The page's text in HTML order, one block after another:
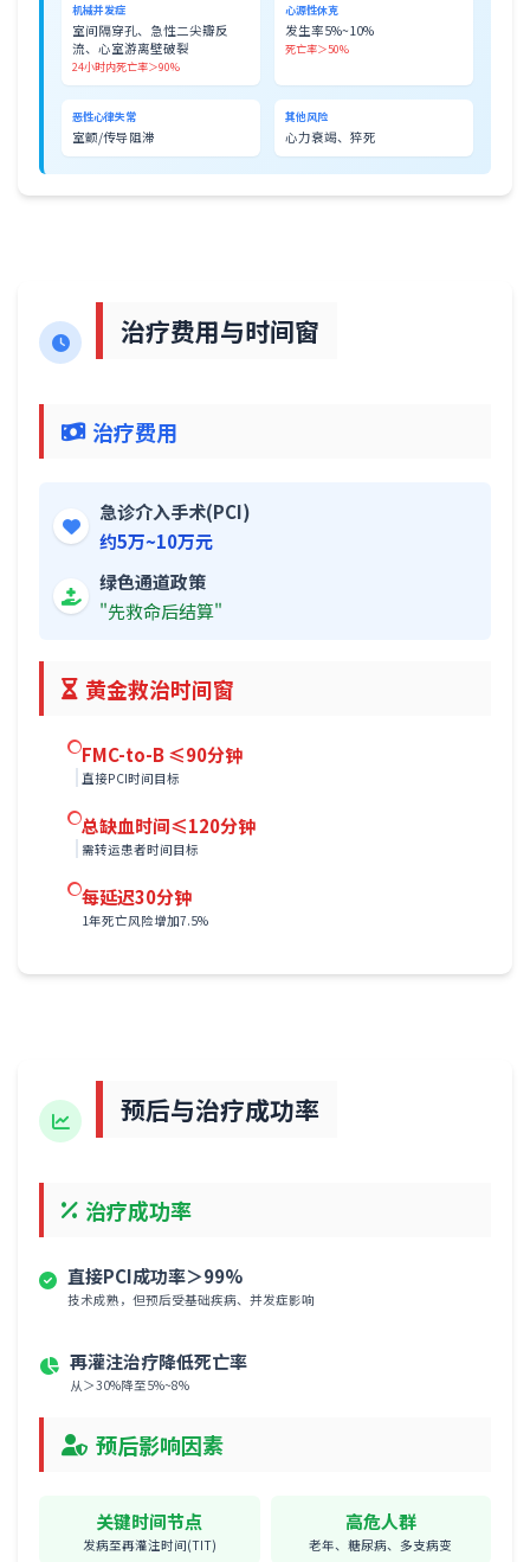
机械并发症
室间隔穿孔、急性二尖瓣反
流、心室游离壁破裂
24小时内死亡率＞90%
心源性休克
发生率5%~10%
死亡率＞50%
恶性心律失常
室颤/传导阻滞
其他风险
心力衰竭、猝死
治疗费用与时间窗
治疗费用
急诊介入手术(PCI)
约5万~10万元
绿色通道政策
"先救命后结算"
黄金救治时间窗
FMC-to-B ≤90分钟
直接PCI时间目标
总缺血时间≤120分钟
需转运患者时间目标
每延迟30分钟
1年死亡风险增加7.5%
预后与治疗成功率
治疗成功率
直接PCI成功率＞99%
技术成熟，但预后受基础疾病、并发症影响
再灌注治疗降低死亡率
从＞30%降至5%~8%
预后影响因素
关键时间节点
发病至再灌注时间(TIT)
高危人群
老年、糖尿病、多支病变